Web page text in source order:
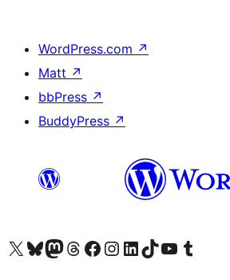
WordPress.com ↗
Matt ↗
bbPress ↗
BuddyPress ↗
Visita nuestra cuenta de X (anteriormente Twitter)
Visita nuestra cuenta de Bluesky
Visita nuestra cuenta de Mastodon
Visita nuestra cuenta de Threads
Visita nuestra página de Facebook
Visita nuestra cuenta de Instagram
Visita nuestra cuenta de LinkedIn
Visita nuestra cuenta de TikTok
Visita nuestro canal de YouTube
Visita nuestra cuenta de Tumblr